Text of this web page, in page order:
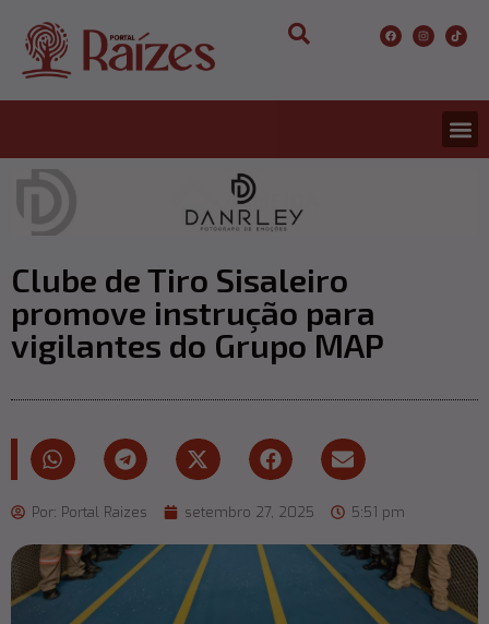
Clube de Tiro Sisaleiro
promove instrução para
vigilantes do Grupo MAP
Por: Portal Raizes setembro 27, 2025 5:51 pm